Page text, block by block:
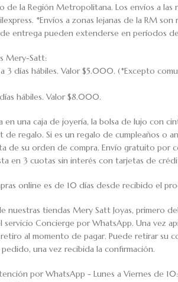
de la Región Metropolitana. Los envíos a las
*Envíos a zonas lejanas de la RM son
de entrega pueden extenderse en períodos
Mery-Satt:
3 días hábiles. Valor $5.000. (*Excepto
hábiles. Valor $8.000.
en una caja de joyería, la bolsa de lujo con
regalo. Si es un regalo de cumpleaños o
de su orden de compra. Envío gratuito por
en 3 cuotas sin interés con tarjetas de
online es de 10 días desde recibido el
nuestras tiendas Mery Satt Joyas, primero
Concierge por WhatsApp. Una vez
al momento de pagar. Puede retirar su
una vez recibida la confirmación.
por WhatsApp - Lunes a Viernes de